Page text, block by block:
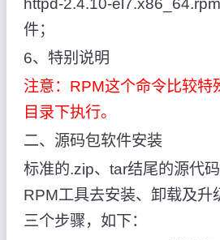
件；
6、特别说明
注意：RPM这个命令比较特
目录下执行。
二、源码包软件安装
标准的.zip、tar结尾的源代
RPM工具去安装、卸载及升
三个步骤，如下：